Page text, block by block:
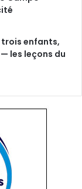
trois enfants,
les leçons du